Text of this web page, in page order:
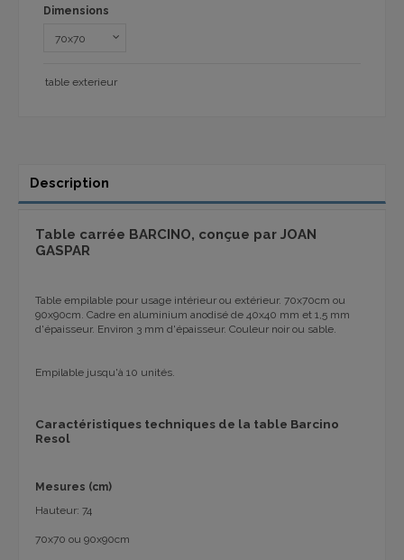
Dimensions
table exterieur
Description
Table carrée BARCINO, conçue par JOAN
GASPAR
Table empilable pour usage intérieur ou extérieur. 70x70cm ou
90x90cm. Cadre en aluminium anodisé de 40x40 mm et 1,5 mm
d'épaisseur. Environ 3 mm d'épaisseur. Couleur noir ou sable.
Empilable jusqu'à 10 unités.
Caractéristiques techniques de la table Barcino
Resol
Mesures (cm)
Hauteur: 74
70x70 ou 90x90cm